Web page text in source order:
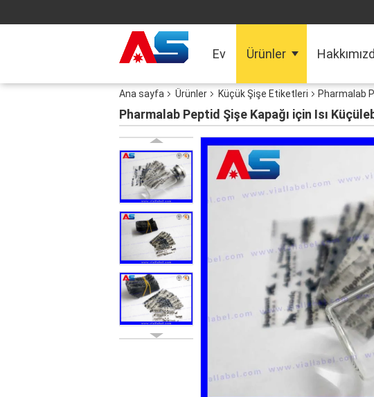
Ev Ürünler
Ana sayfa Ürünler Küçük Şişe Etiketleri Pharmalab
Pharmalab Peptid Şişe Kapağı için Isı